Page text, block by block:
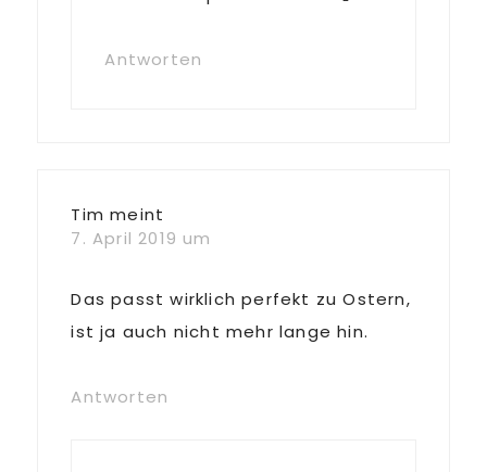
Antworten
Tim meint
7. April 2019 um
Das passt wirklich perfekt zu Ostern,
ist ja auch nicht mehr lange hin.
Antworten